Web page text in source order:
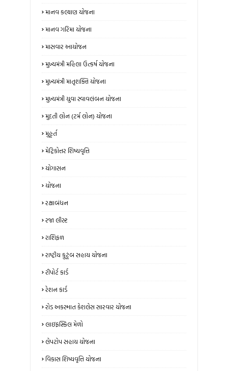
માનવ કલ્યાણ યોજના
માનવ ગરિમા યોજના
માસવાર આયોજન
મુખ્યમંત્રી મહિલા ઉત્કર્ષ યોજના
મુખ્યમંત્રી માતૃશક્તિ યોજના
મુખ્યમંત્રી યુવા સ્વાવલંબન યોજના
મુદતી લોન (ટર્મ લોન) યોજના
મુહૂર્ત
મેટ્રિકોત્તર શિષ્યવૃત્તિ
યોગાસન
યોજના
રક્ષાબંધન
રજા લીસ્ટ
રાશિફળ
રાષ્ટ્રીય કુટૂંબ સહાય યોજના
રીપોર્ટ કાર્ડ
રેશન કાર્ડ
રોડ અકસ્માત કેશલેસ સારવાર યોજના
લાઇફસ્કિલ મેળો
લેપટોપ સહાય યોજના
વિકાસ શિષ્યવૃત્તિ યોજના